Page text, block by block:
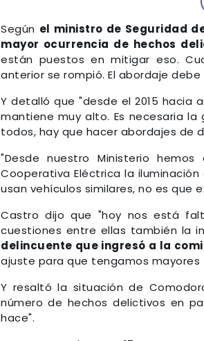
Según el ministro de Seguridad
mayor ocurrencia de hechos
están puestos en mitigar eso.
anterior se rompió. El abordaje debe
Y detalló que "desde el 2015 hacia
mantiene muy alto. Es necesaria
todos, hay que hacer abordajes de
"Desde nuestro Ministerio
Cooperativa Eléctrica la
usan vehículos similares, no es que
Castro dijo que "hoy nos está
cuestiones entre ellas también la
delincuente que ingresó a la
ajuste para que tengamos mayores
Y resaltó la situación de
número de hechos delictivos en
hace".